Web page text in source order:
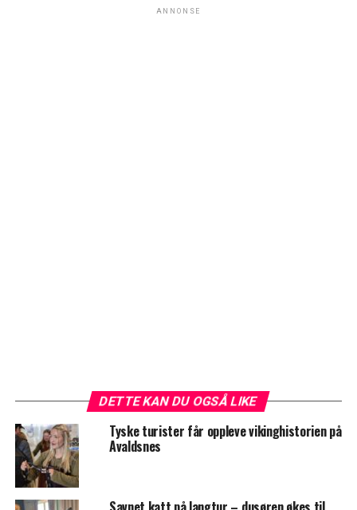
ANNONSE
DETTE KAN DU OGSÅ LIKE
Tyske turister får oppleve vikinghistorien på
Avaldsnes